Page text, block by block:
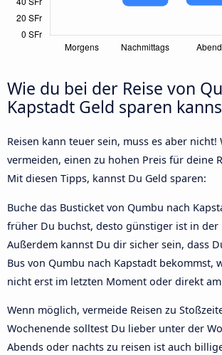
Wie du bei der Reise von
Kapstadt Geld sparen
Reisen kann teuer sein, muss es aber nicht!
vermeiden, einen zu hohen Preis für deine
Mit diesen Tipps, kannst Du Geld sparen:
Buche das Busticket von Qumbu nach
früher Du buchst, desto günstiger ist in der
Außerdem kannst Du dir sicher sein, dass
Bus von Qumbu nach Kapstadt bekommst,
nicht erst im letzten Moment oder direkt
Wenn möglich, vermeide Reisen zu
Wochenende solltest Du lieber unter der
Abends oder nachts zu reisen ist auch